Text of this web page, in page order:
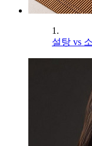
1.
설탕 vs